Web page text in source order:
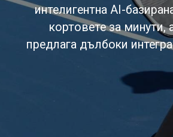
интелигентна AI-
кортовете за минути,
предлага дълбоки